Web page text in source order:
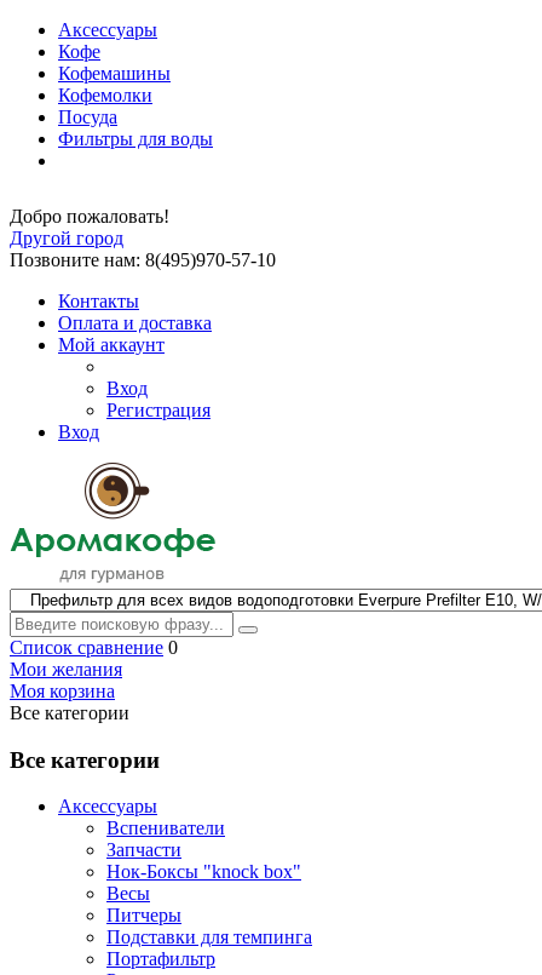
Аксессуары
Кофе
Кофемашины
Кофемолки
Посуда
Фильтры для воды
Добро пожаловать!
Другой город
Позвоните нам: 8(495)970-57-10
Контакты
Оплата и доставка
Мой аккаунт
Вход
Регистрация
Вход
Список сравнение 0
Мои желания
Моя корзина
Все категории
Все категории
Аксессуары
Вспениватели
Запчасти
Нок-Боксы "knock box"
Весы
Питчеры
Подставки для темпинга
Портафильтр